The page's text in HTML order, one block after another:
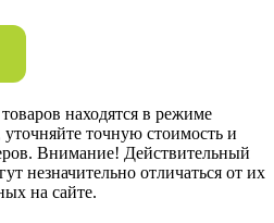
находятся в режиме
точную стоимость и
Внимание! Действительный
незначительно отличаться от их
на сайте.